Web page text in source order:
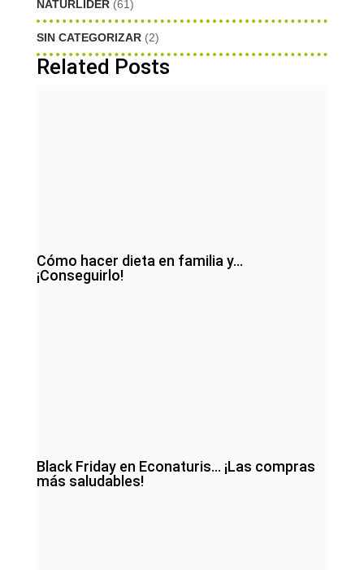
NATURLIDER (61)
SIN CATEGORIZAR (2)
Related Posts
Cómo hacer dieta en familia y…
¡Conseguirlo!
Black Friday en Econaturis… ¡Las compras
más saludables!